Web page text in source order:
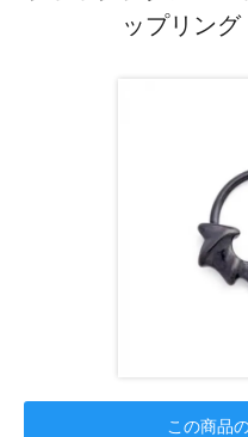
ップリン
この商品